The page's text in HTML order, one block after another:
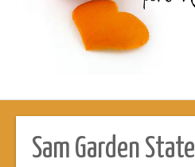
Sam Garden State